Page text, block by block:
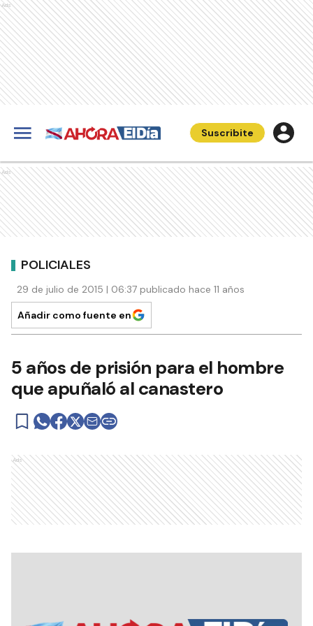
Ads
Suscribite
Ads
POLICIALES
29 de julio de 2015 | 06:37 publicado hace 11 años
Añadir como fuente en
5 años de prisión para el hombre
que apuñaló al canastero
Ads